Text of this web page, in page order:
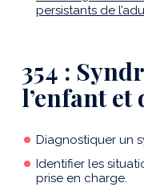
persistants de
354 :
l’enfant et
Diagnostiquer un
Identifier les
prise en charge.